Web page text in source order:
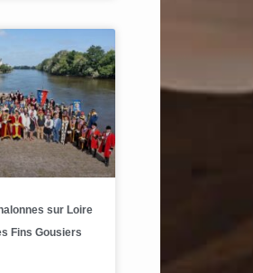
sur Loire
Fins Gousiers